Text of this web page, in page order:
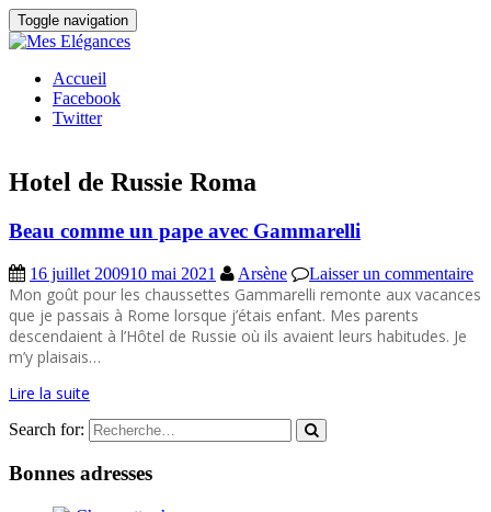
Toggle navigation
Accueil
Facebook
Twitter
Hotel de Russie Roma
Beau comme un pape avec Gammarelli
16 juillet 200910 mai 2021 Arsène Laisser un commentaire
Mon goût pour les chaussettes Gammarelli remonte aux vacances
que je passais à Rome lorsque j’étais enfant. Mes parents
descendaient à l’Hôtel de Russie où ils avaient leurs habitudes. Je
m’y plaisais…
Lire la suite
Search for:
Bonnes adresses